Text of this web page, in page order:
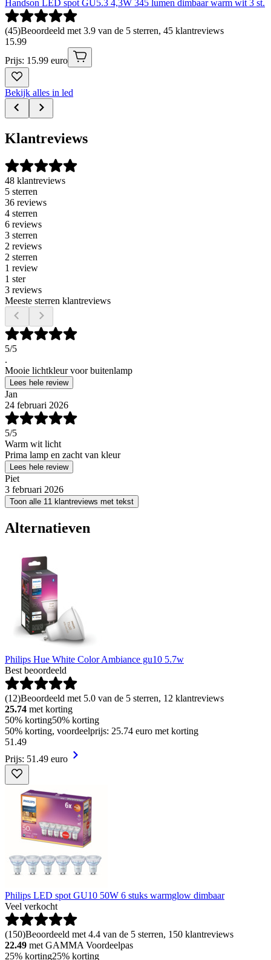
Handson LED spot GU5.3 4,3W 345 lumen dimbaar warm wit 3 st.
(45)Beoordeeld met 3.9 van de 5 sterren, 45 klantreviews
15.99
Prijs: 15.99 euro
Bekijk alles in led
Klantreviews
48 klantreviews
5 sterren
36 reviews
4 sterren
6 reviews
3 sterren
2 reviews
2 sterren
1 review
1 ster
3 reviews
Meeste sterren klantreviews
5/5
.
Mooie lichtkleur voor buitenlamp
Lees hele review
Jan
24 februari 2026
5/5
Warm wit licht
Prima lamp en zacht van kleur
Lees hele review
Piet
3 februari 2026
Toon alle 11 klantreviews met tekst
Alternatieven
Philips Hue White Color Ambiance gu10 5.7w
Best beoordeeld
(12)Beoordeeld met 5.0 van de 5 sterren, 12 klantreviews
25.74 met korting
50% korting50% korting
50% korting, voordeelprijs: 25.74 euro met korting
51 .49
Prijs: 51.49 euro
Philips LED spot GU10 50W 6 stuks warmglow dimbaar
Veel verkocht
(150)Beoordeeld met 4.4 van de 5 sterren, 150 klantreviews
22.49 met GAMMA Voordeelpas
25% korting25% korting